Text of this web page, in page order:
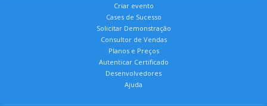
Criar evento
Cases de Sucesso
Solicitar Demonstração
Consultor de Vendas
Planos e Preços
Autenticar Certificado
Desenvolvedores
Ajuda